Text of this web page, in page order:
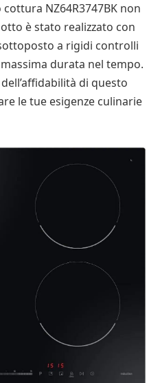
NZ64R3747BK non
è stato realizzato con
a rigidi controlli
durata nel tempo.
di questo
le tue esigenze culinarie